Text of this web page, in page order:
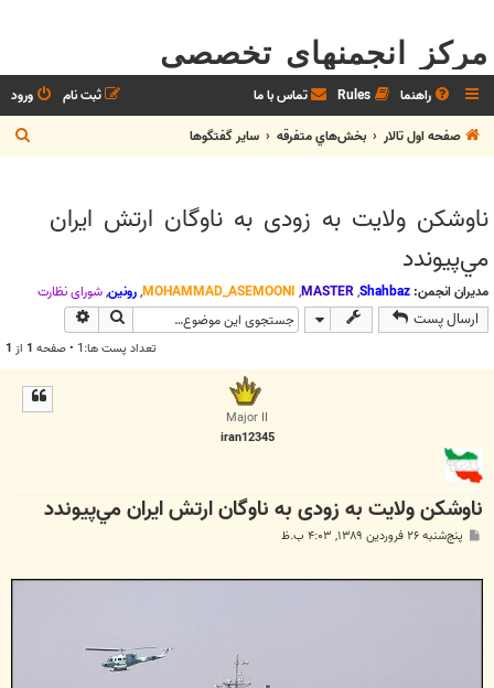
مرکز انجمنهای تخصصی
راهنما Rules تماس با ما ورود
ثبت نام
صفحه اول تالار
بخش‌‌هاي متفرقه ساير گفتگوها
س
ناوشكن ولايت به زودی به ناوگان ارتش ايران
مي‌پيوندد
مدیران انجمن: Shahbaz
,
MASTER
,
MOHAMMAD_ASEMOONI
,رونین,شوراي نظارت
ارسال پست جستجو
تعداد پست ها:1 • صفحه 1 از 1
Major II
iran12345
ناوشكن ولايت به زودی به ناوگان ارتش ايران مي‌پيوندد
س
پنج‌شنبه ۲۶ فروردین ۱۳۸۹, ۴:۰۳ ب.ظ